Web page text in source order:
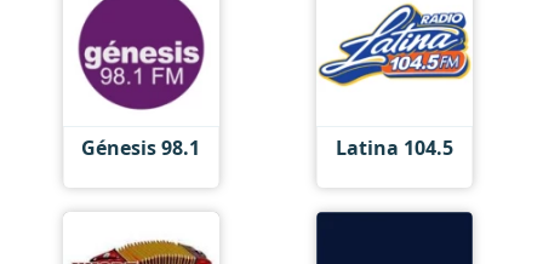
Génesis 98.1 Latina 104.5